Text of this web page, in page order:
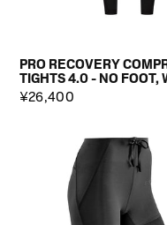
PRO RECOVERY
TIGHTS 4.0 - NO FOOT,
¥26,400